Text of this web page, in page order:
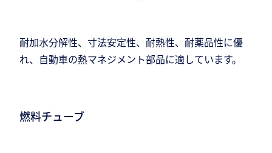
耐加水分解性、寸法安定性、耐熱性、耐薬品性に優
れ、自動車の熱マネジメント部品に適しています。
燃料チューブ